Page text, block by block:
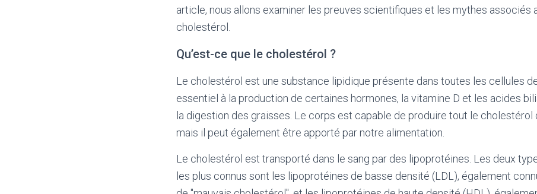
article, nous allons examiner les preuves scientifiques et les mythes associés
cholestérol.
Qu’est-ce que le cholestérol ?
Le cholestérol est une substance lipidique présente dans toutes les cellules
essentiel à la production de certaines hormones, la vitamine D et les acides
la digestion des graisses. Le corps est capable de produire tout le cholestérol
mais il peut également être apporté par notre alimentation.
Le cholestérol est transporté dans le sang par des lipoprotéines. Les deux
les plus connus sont les lipoprotéines de basse densité (LDL), également